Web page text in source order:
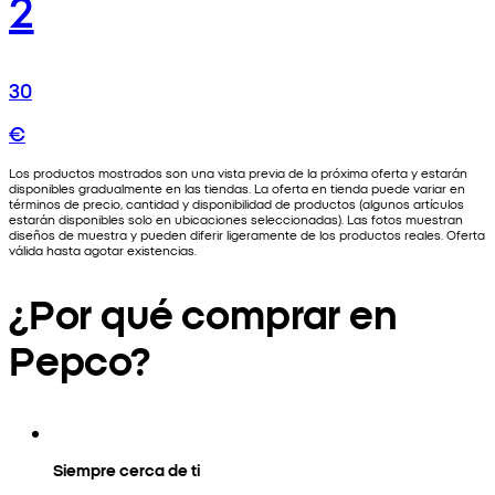
30
€
Los productos mostrados son una vista previa de la próxima oferta y estarán
disponibles gradualmente en las tiendas. La oferta en tienda puede variar en
términos de precio, cantidad y disponibilidad de productos (algunos artículos
estarán disponibles solo en ubicaciones seleccionadas). Las fotos muestran
diseños de muestra y pueden diferir ligeramente de los productos reales. Oferta
válida hasta agotar existencias.
¿Por qué comprar en
Pepco?
Siempre cerca de ti